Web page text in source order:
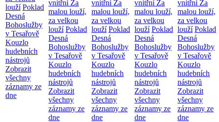
louží Poklad
Desná
Bohoslužby
v Tesařově
Kouzlo
hudebních
nástrojů
Zobrazit
všechny
záznamy ze
dne
vnitřní Za
malou louží,
za velkou
louží Poklad
Desná
Bohoslužby
v Tesařově
Kouzlo
hudebních
nástrojů
Zobrazit
všechny
záznamy ze
dne
vnitřní Za
malou louží,
za velkou
louží Poklad
Desná
Bohoslužby
v Tesařově
Kouzlo
hudebních
nástrojů
Zobrazit
všechny
záznamy ze
dne
vnitřní Za
malou louží,
za velkou
louží Poklad
Desná
Bohoslužby
v Tesařově
Kouzlo
hudebních
nástrojů
Zobrazit
všechny
záznamy ze
dne
vnitřní Za
malou louží,
za velkou
louží Poklad
Desná
Bohoslužby
v Tesařově
Kouzlo
hudebních
nástrojů
Zobrazit
všechny
záznamy ze
dne